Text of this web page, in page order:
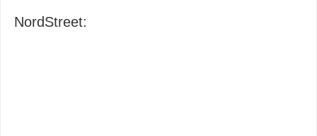
NordStreet: